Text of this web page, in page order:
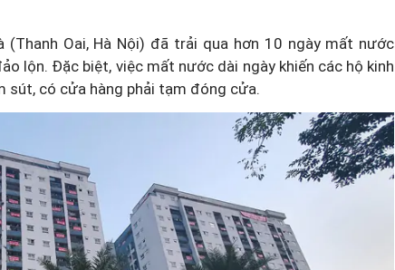
Oai, Hà Nội) đã trải qua hơn 10 ngày mất nước
lộn. Đặc biệt, việc mất nước dài ngày khiến các hộ kinh
sút, có cửa hàng phải tạm đóng cửa.